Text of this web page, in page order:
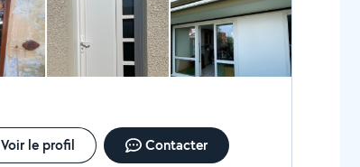
Voir le profil Contacter